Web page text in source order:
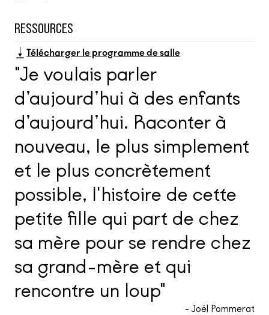
"Je voulais parler
d’aujourd’hui à des enfants
d’aujourd’hui. Raconter à
nouveau, le plus simplement
et le plus concrètement
possible, l'histoire de cette
petite fille qui part de chez
sa mère pour se rendre chez
sa grand-mère et qui
rencontre un loup"
- Joël Pommerat
RESSOURCES
Télécharger le programme de salle